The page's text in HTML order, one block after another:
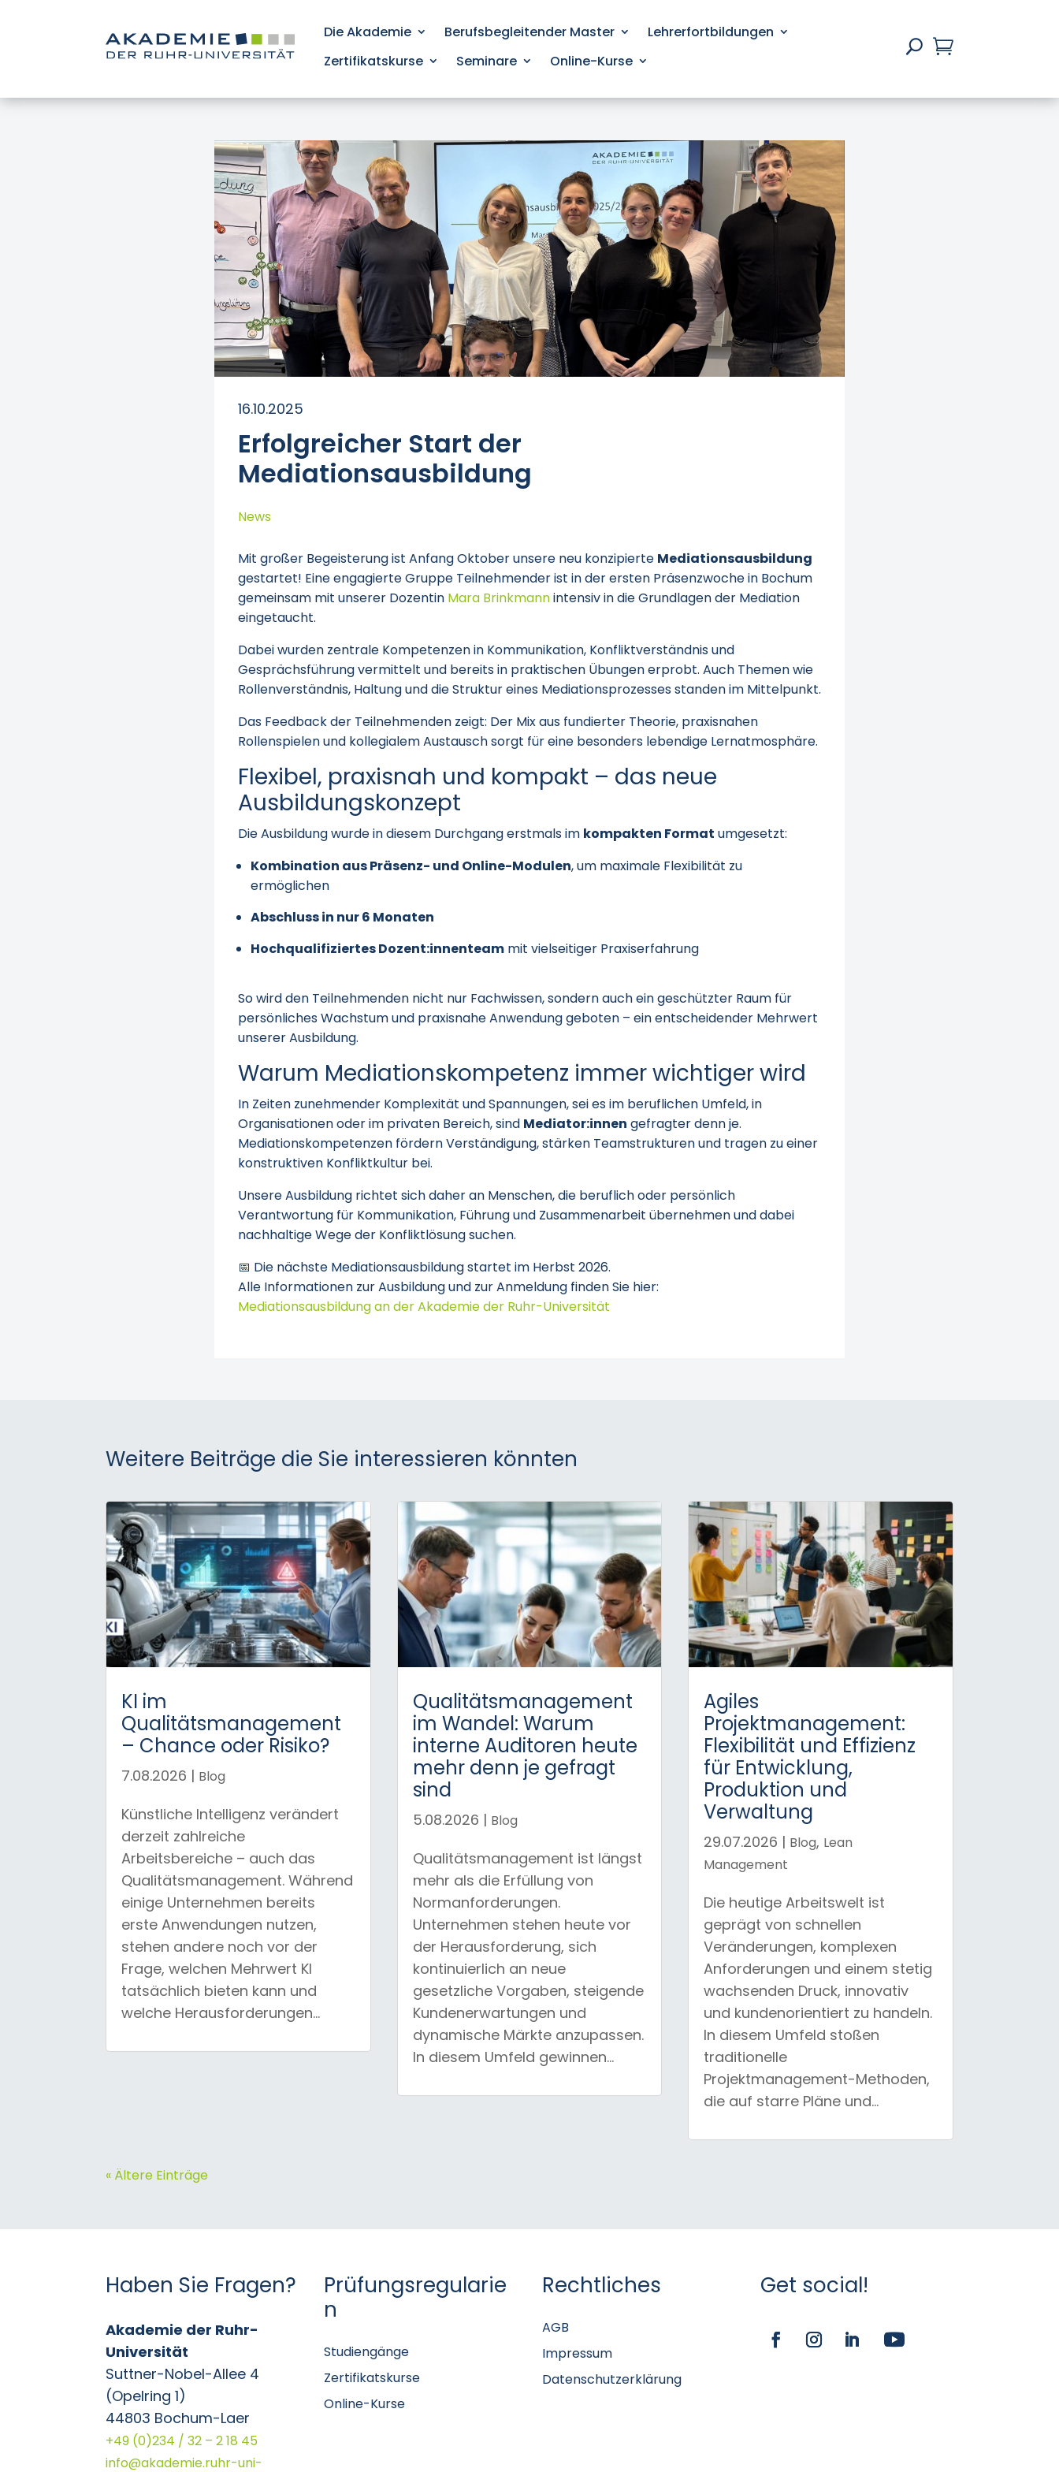
Die Akademie Berufsbegleitender Master
Lehrerfortbildungen
Zertifikatskurse
Seminare Online-Kurse
U 
16.10.2025
Erfolgreicher Start der
Mediationsausbildung
News
Mit großer Begeisterung ist Anfang Oktober unsere neu konzipierte Mediationsausbildung
gestartet! Eine engagierte Gruppe Teilnehmender ist in der ersten Präsenzwoche in Bochum
gemeinsam mit unserer Dozentin Mara Brinkmannintensiv in die Grundlagen der Mediation
eingetaucht.
Dabei wurden zentrale Kompetenzen in Kommunikation, Konfliktverständnis und
Gesprächsführung vermittelt und bereits in praktischen Übungen erprobt. Auch Themen wie
Rollenverständnis, Haltung und die Struktur eines Mediationsprozesses standen im Mittelpunkt.
Das Feedback der Teilnehmenden zeigt: Der Mix aus fundierter Theorie, praxisnahen
Rollenspielen und kollegialem Austausch sorgt für eine besonders lebendige Lernatmosphäre.
Flexibel, praxisnah und kompakt – das neue
Ausbildungskonzept
Die Ausbildung wurde in diesem Durchgang erstmals im kompakten Format umgesetzt:
Kombination aus Präsenz- und Online-Modulen, um maximale Flexibilität zu
ermöglichen
Abschluss in nur 6 Monaten
Hochqualifiziertes Dozent:innenteam mit vielseitiger Praxiserfahrung
So wird den Teilnehmenden nicht nur Fachwissen, sondern auch ein geschützter Raum für
persönliches Wachstum und praxisnahe Anwendung geboten – ein entscheidender Mehrwert
unserer Ausbildung.
Warum Mediationskompetenz immer wichtiger wird
In Zeiten zunehmender Komplexität und Spannungen, sei es im beruflichen Umfeld, in
Organisationen oder im privaten Bereich, sind Mediator:innen gefragter denn je.
Mediationskompetenzen fördern Verständigung, stärken Teamstrukturen und tragen zu einer
konstruktiven Konfliktkultur bei.
Unsere Ausbildung richtet sich daher an Menschen, die beruflich oder persönlich
Verantwortung für Kommunikation, Führung und Zusammenarbeit übernehmen und dabei
nachhaltige Wege der Konfliktlösung suchen.
📅 Die nächste Mediationsausbildung startet im Herbst 2026.
Alle Informationen zur Ausbildung und zur Anmeldung finden Sie hier:
Mediationsausbildung an der Akademie der Ruhr-Universität
Weitere Beiträge die Sie interessieren könnten
KI im
Qualitätsmanagement
– Chance oder Risiko?
7.08.2026 | Blog
Künstliche Intelligenz verändert
derzeit zahlreiche
Arbeitsbereiche – auch das
Qualitätsmanagement. Während
einige Unternehmen bereits
erste Anwendungen nutzen,
stehen andere noch vor der
Frage, welchen Mehrwert KI
tatsächlich bieten kann und
welche Herausforderungen...
Qualitätsmanagement
im Wandel: Warum
interne Auditoren heute
mehr denn je gefragt
sind
5.08.2026 | Blog
Qualitätsmanagement ist längst
mehr als die Erfüllung von
Normanforderungen.
Unternehmen stehen heute vor
der Herausforderung, sich
kontinuierlich an neue
gesetzliche Vorgaben, steigende
Kundenerwartungen und
dynamische Märkte anzupassen.
In diesem Umfeld gewinnen...
Agiles
Projektmanagement:
Flexibilität und Effizienz
für Entwicklung,
Produktion und
Verwaltung
29.07.2026 | Blog, Lean
Management
Die heutige Arbeitswelt ist
geprägt von schnellen
Veränderungen, komplexen
Anforderungen und einem stetig
wachsenden Druck, innovativ
und kundenorientiert zu handeln.
In diesem Umfeld stoßen
traditionelle
Projektmanagement-Methoden,
die auf starre Pläne und...
« Ältere Einträge
Haben Sie Fragen?
Akademie der Ruhr-
Universität
Suttner-Nobel-Allee 4
(Opelring 1)
44803 Bochum-Laer
+49 (0)234 / 32 – 2 18 45
info@akademie.ruhr-uni-
Prüfungsregularie
n
Studiengänge
Zertifikatskurse
Online-Kurse
Rechtliches
AGB
Impressum
Datenschutzerklärung
Get social!